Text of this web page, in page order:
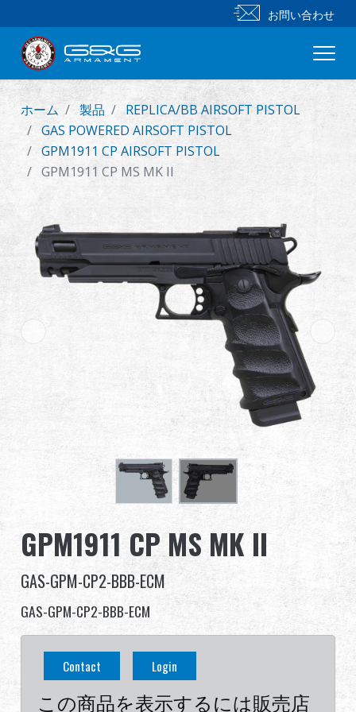
新製品
小銃
部品 & 付属品
射撃訓練シリーズ
グローバル販売
私たちについて
サポート
サインイン
繁體中文 English (US)
Français
お問い合わせ
ホーム 製品
REPLICA/BB AIRSOFT PISTOL
GAS POWERED AIRSOFT PISTOL
GPM1911 CP AIRSOFT PISTOL
GPM1911 CP MS MK II
GPM1911 CP MS MK II
GAS-GPM-CP2-BBB-ECM
GAS-GPM-CP2-BBB-ECM
Contact Login
この商品を表示するには販売店